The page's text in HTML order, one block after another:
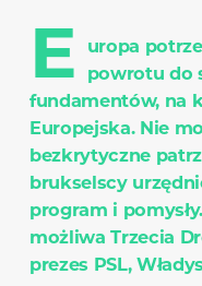
E
uropa
powrotu do
fundamentów, na
Europejska. Nie
bezkrytyczne
brukselscy
program i
możliwa Trzecia
prezes PSL,